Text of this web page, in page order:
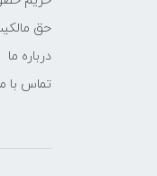
حق
درباره ما
تماس با